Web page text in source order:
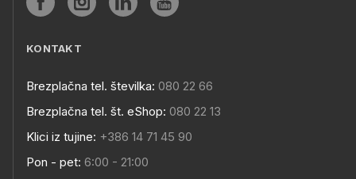
KONTAKT
Brezplačna tel. številka: 080 22 66
Brezplačna tel. št. eShop: 080 22 13
Klici iz tujine: +386 14 71 45 90
Pon - pet: 6:00 - 21:00